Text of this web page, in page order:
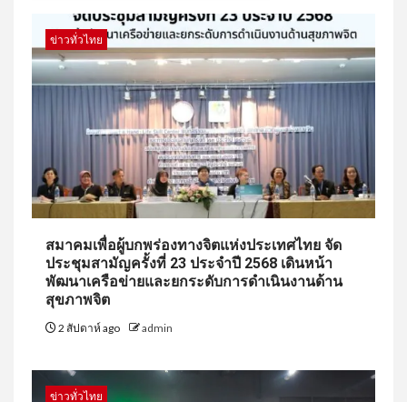
ข่าวทั่วไทย
สมาคมเพื่อผู้บกพร่องทางจิตแห่งประเทศไทย จัด
ประชุมสามัญครั้งที่ 23 ประจำปี 2568 เดินหน้า
พัฒนาเครือข่ายและยกระดับการดำเนินงานด้าน
สุขภาพจิต
2 สัปดาห์ ago admin
ข่าวทั่วไทย